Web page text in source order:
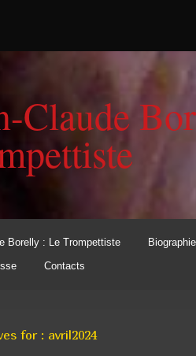
Claude
Borelly : Le Trompettiste Biographie
Contacts
for : avril2024